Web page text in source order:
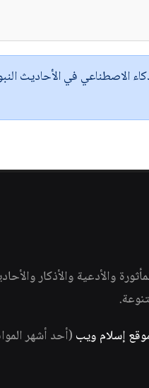
الاصطناعي في الأحاديث
والأدعية والأذكار
إسلام ويب (أحد أشهر